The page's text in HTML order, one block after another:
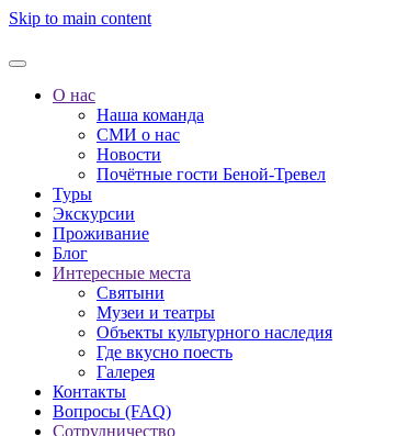
Skip to main content
О нас
Наша команда
СМИ о нас
Новости
Почётные гости Беной-Тревел
Туры
Экскурсии
Проживание
Блог
Интересные места
Святыни
Музеи и театры
Объекты культурного наследия
Где вкусно поесть
Галерея
Контакты
Вопросы (FAQ)
Сотрудничество